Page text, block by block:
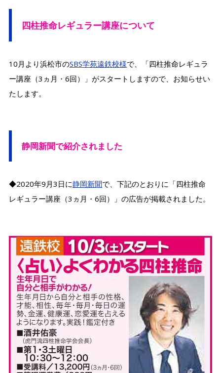
四柱推命レギュラー講座について
10月より浜松市のSBS学苑遠鉄校様で、「四柱推命レギュラ
ー講座（3ヵ月・6回）」がスタートしますので、お知らせい
たします。
静岡新聞で紹介されました
◆2020年9月3日に静岡新聞で、下記のとおりに「四柱推命
レギュラー講座（3ヵ月・6回）」の広告が掲載されました。